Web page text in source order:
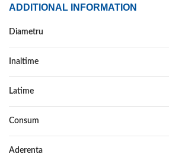
ADDITIONAL INFORMATION
Diametru
Inaltime
Latime
Consum
Aderenta